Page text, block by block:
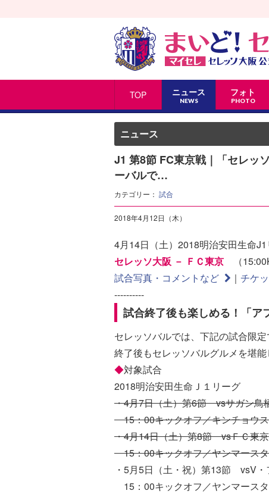
TOP ニュース
NEWS
フォト
PHOTO
ニュース
J1 第8節 FC東京戦｜「セレッ
ーバルで…
カテゴリー： 試合
2018年4月12日（木）
4月14日（土）2018明治安田生命
セレッソ大阪 － ＦＣ東京 （
試合写真・コメントなど
｜ チケ
----------
試合終了後も楽しめる！「ア
セレッソバルでは、下記の試合限
終了後もセレッソバルグルメを堪
◆対象試合
2018明治安田生命Ｊ１リーグ
・4月7日（土）第6節 vsサガン鳥
15：00キックオフ／キンチョウ
・4月14日（土）第8節 vsＦＣ東京
15：00キックオフ／ヤンマース
・5月5日（土・祝）第13節 vsV・
15：00キックオフ／ヤンマース